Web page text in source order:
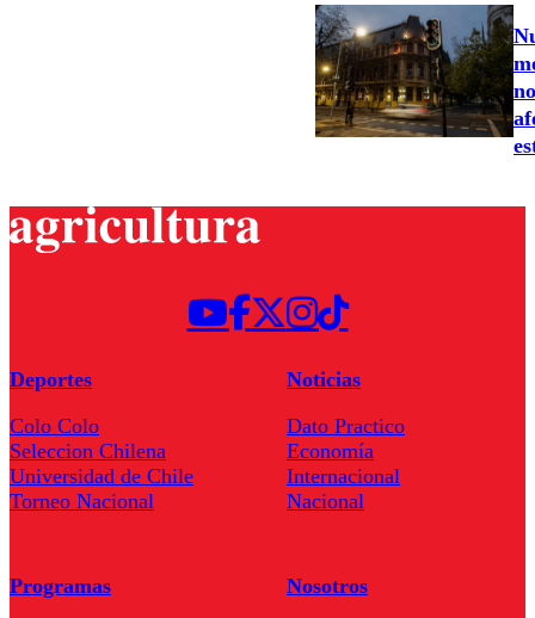
Deportes
Colo Colo
Seleccion Chilena
Universidad de Chile
Torneo Nacional
Noticias
Dato Practico
Economía
Internacional
Nacional
Programas
Nosotros